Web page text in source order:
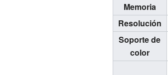
Memoria
Resolución
Soporte de
color